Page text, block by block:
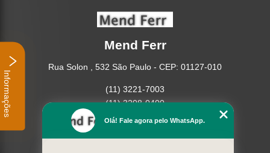
Mend Ferr
Rua Solon , 532 São Paulo - CEP: 01127-010
(11) 3221-7003
(11) 3208-0400
Home
Empresa
Olá! Fale agora pelo WhatsApp.
Informações